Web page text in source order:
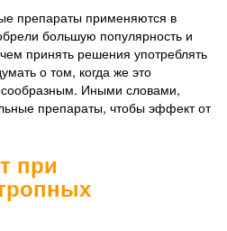
препараты применяются в
большую популярность и
принять решения употреблять
о том, когда же это
Иными словами,
препараты, чтобы эффект от
при